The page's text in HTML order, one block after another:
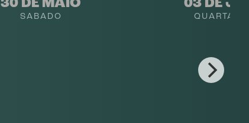
SABADO QUARTA-